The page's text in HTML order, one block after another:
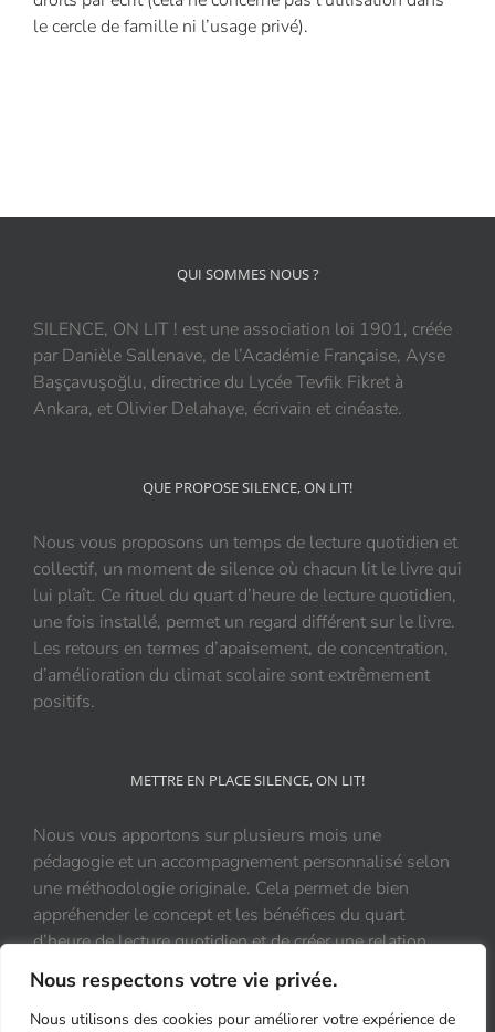
Nous respectons votre vie privée.
Nous utilisons des cookies pour améliorer votre expérience de
le cercle de famille ni l’usage privé).
QUI SOMMES NOUS ?
SILENCE, ON LIT ! est une association loi 1901, créée
par Danièle Sallenave, de l’Académie Française, Ayse
Başçavuşoğlu, directrice du Lycée Tevfik Fikret à
Ankara, et Olivier Delahaye, écrivain et cinéaste.
QUE PROPOSE SILENCE, ON LIT!
Nous vous proposons un temps de lecture quotidien et
collectif, un moment de silence où chacun lit le livre qui
lui plaît. Ce rituel du quart d’heure de lecture quotidien,
une fois installé, permet un regard différent sur le livre.
Les retours en termes d’apaisement, de concentration,
d’amélioration du climat scolaire sont extrêmement
positifs.
METTRE EN PLACE SILENCE, ON LIT!
Nous vous apportons sur plusieurs mois une
pédagogie et un accompagnement personnalisé selon
une méthodologie originale. Cela permet de bien
appréhender le concept et les bénéfices du quart
d’heure de lecture quotidien et de créer une relation
durable et positive au livre.